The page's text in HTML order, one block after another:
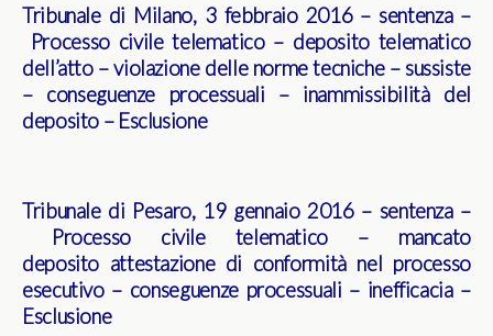
Tribunale di Milano, 3 febbraio 2016 – sentenza –
Processo civile telematico – deposito telematico
dell’atto – violazione delle norme tecniche – sussiste
– conseguenze processuali – inammissibilità del
deposito – Esclusione
Tribunale di Pesaro, 19 gennaio 2016 – sentenza –
Processo civile telematico – mancato
deposito attestazione di conformità nel processo
esecutivo – conseguenze processuali – inefficacia –
Esclusione